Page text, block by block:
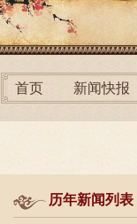
首页 新闻快报
历年新闻列表